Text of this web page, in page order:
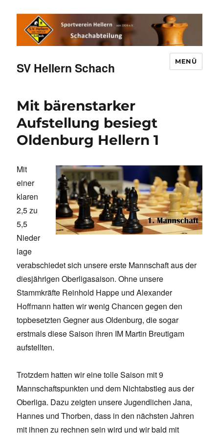
SV Hellern Schach MENÜ
Mit bärenstarker
Aufstellung besiegt
Oldenburg Hellern 1
Mit
einer
klaren
2,5 zu
5,5
Nieder
lage
verabschiedet sich unsere erste Mannschaft aus der
diesjährigen Oberligasaison. Ohne unsere
Stammkräfte Reinhold Happe und Alexander
Hoffmann hatten wir wenig Chancen gegen den
topbesetzten Gegner aus Oldenburg, die sogar
erstmals diese Saison ihren IM Martin Breutigam
aufstellten.
Trotzdem hatten wir eine tolle Saison mit 9
Mannschaftspunkten und dem Nichtabstieg aus der
Oberliga. Dazu zeigten unsere Jugendlichen Jana,
Hannes und Thorben, dass in den nächsten Jahren
mit ihnen zu rechnen sein wird und wir bald mit